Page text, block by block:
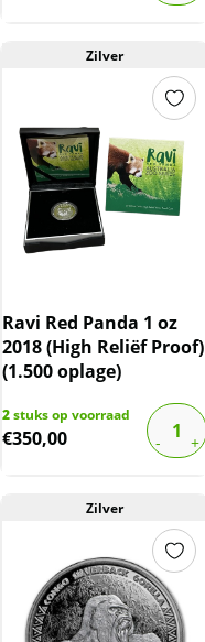
Zilver
Ravi Red Panda 1 oz
2018 (High Reliëf Proof)
(1.500 oplage)
2stuks op voorraad
€350,00
Zilver